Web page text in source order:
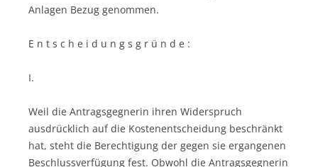
Anlagen Bezug genommen.
E n t s c h e i d u n g s g r ü n d e :
I.
Weil die Antragsgegnerin ihren Widerspruch
ausdrücklich auf die Kostenentscheidung beschränkt
hat, steht die Berechtigung der gegen sie ergangenen
Beschlussverfügung fest. Obwohl die Antragsgegnerin